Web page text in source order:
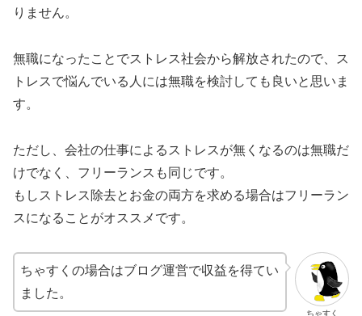
りません。
無職になったことでストレス社会から解放されたので、ス
トレスで悩んでいる人には無職を検討しても良いと思いま
す。
ただし、会社の仕事によるストレスが無くなるのは無職だ
けでなく、フリーランスも同じです。
もしストレス除去とお金の両方を求める場合はフリーラン
スになることがオススメです。
ちゃすく
ちゃすくの場合はブログ運営で収益を得てい
ました。